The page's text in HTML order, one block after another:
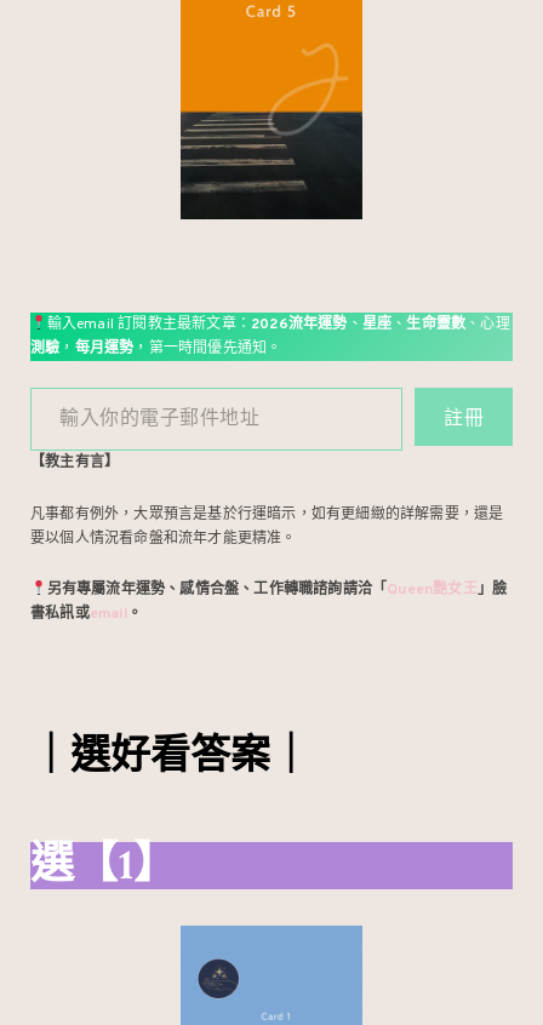
輸入email 訂閱教主最新文章： 2026流年運勢 、 星座 、生命靈數 、心理
測驗 ， 每月運勢，第一時間優先通知。
輸入你的電子郵件地址
註冊
【教主有言】
凡事都有例外，大眾預言是基於行運暗示，如有更細緻的詳解需要，還是
要以個人情況看命盤和流年才能更精准。
另有專屬流年運勢、感情合盤、工作轉職諮詢請洽「Queen艷女王」臉
書私訊或email 。
｜選好看答案｜
選【1】